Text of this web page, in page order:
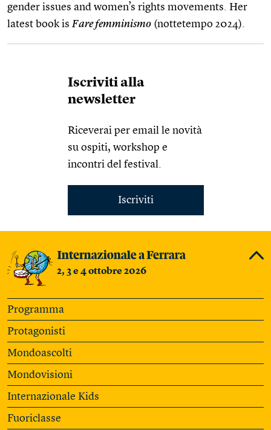
gender issues and women’s rights movements. Her
latest book is Fare femminismo (nottetempo 2024).
Iscriviti alla
newsletter
Riceverai per email le novità
su ospiti, workshop e
incontri del festival.
Iscriviti
2, 3 e 4 ottobre 2026
Programma
Protagonisti
Mondoascolti
Mondovisioni
Internazionale Kids
Fuoriclasse